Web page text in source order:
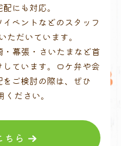
にも対応。
ベントなどのスタッフ
ただいています。
幕張・さいたまなど首
ています。ロケ弁や会
ご検討の際は、ぜひ
ださい。
ちら